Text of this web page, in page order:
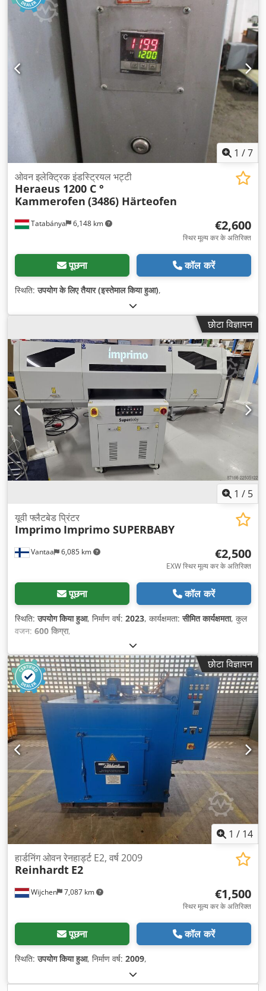
1 /7
Tatabánya 6,148 km
ओवन इलेक्ट्रिक इंडस्ट्रियल भट्टी
Heraeus 1200 C °
Kammerofen (3486) Härteofen
€2,600
स्थिर मूल्य कर के अतिरिक्त
पूछना कॉल करें
स्थिति:उपयोग के लिए तैयार (इस्तेमाल किया हुआ),
छोटा विज्ञापन
1 / 5
Vantaa 6,085 km
यूवी फ्लैटबेड प्रिंटर
Imprimo Imprimo SUPERBABY
€2,500
EXW स्थिर मूल्य कर के अतिरिक्त
पूछना कॉल करें
स्थिति:उपयोग किया हुआ, निर्माण वर्ष: 2023, कार्यक्षमता:सीमित कार्यक्षमता, कुल
वजन: 600 किग्रा,
छोटा विज्ञापन
1 / 14
Wijchen 7,087 km
हार्डनिंग ओवन रेनहार्ड्ट E2, वर्ष 2009
Reinhardt E2
€1,500
स्थिर मूल्य कर के अतिरिक्त
पूछना कॉल करें
स्थिति:उपयोग किया हुआ, निर्माण वर्ष: 2009,